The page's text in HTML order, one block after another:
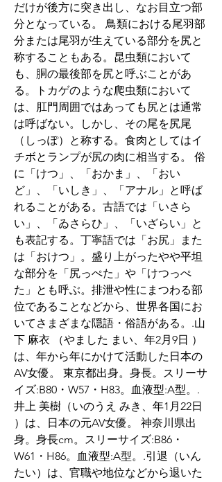
だけが後方に突き出し、なお目立つ部
分となっている。 鳥類における尾羽部
分または尾羽が生えている部分を尻と
称することもある。昆虫類において
も、胴の最後部を尻と呼ぶことがあ
る。トカゲのような爬虫類において
は、肛門周囲ではあっても尻とは通常
は呼ばない。しかし、その尾を尻尾
（しっぽ）と称する。食肉としてはイ
チボとランプが尻の肉に相当する。 俗
に「けつ」、「おかま」、「おい
ど」、「いしき」、「アナル」と呼ば
れることがある。古語では「いさら
い」、「ゐさらひ」、「いざらい」と
も表記する。丁寧語では「お尻」また
は「おけつ」。盛り上がったやや平坦
な部分を「尻っぺた」や「けつっぺ
た」とも呼ぶ。排泄や性にまつわる部
位であることなどから、世界各国にお
いてさまざまな隠語・俗語がある。.山
下 麻衣 （やました まい、年2月9日 ）
は、年から年にかけて活動した日本の
AV女優。 東京都出身。身長。スリーサ
イズ:B80・W57・H83。血液型:A型。.
井上 美樹（いのうえ みき、年1月22日
）は、日本の元AV女優。 神奈川県出
身。身長cm。スリーサイズ:B86・
W61・H86。血液型:A型。.引退（いん
たい）は、官職や地位などから退いた